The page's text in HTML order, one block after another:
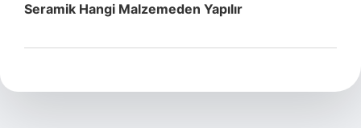
Seramik Hangi Malzemeden Yapılır